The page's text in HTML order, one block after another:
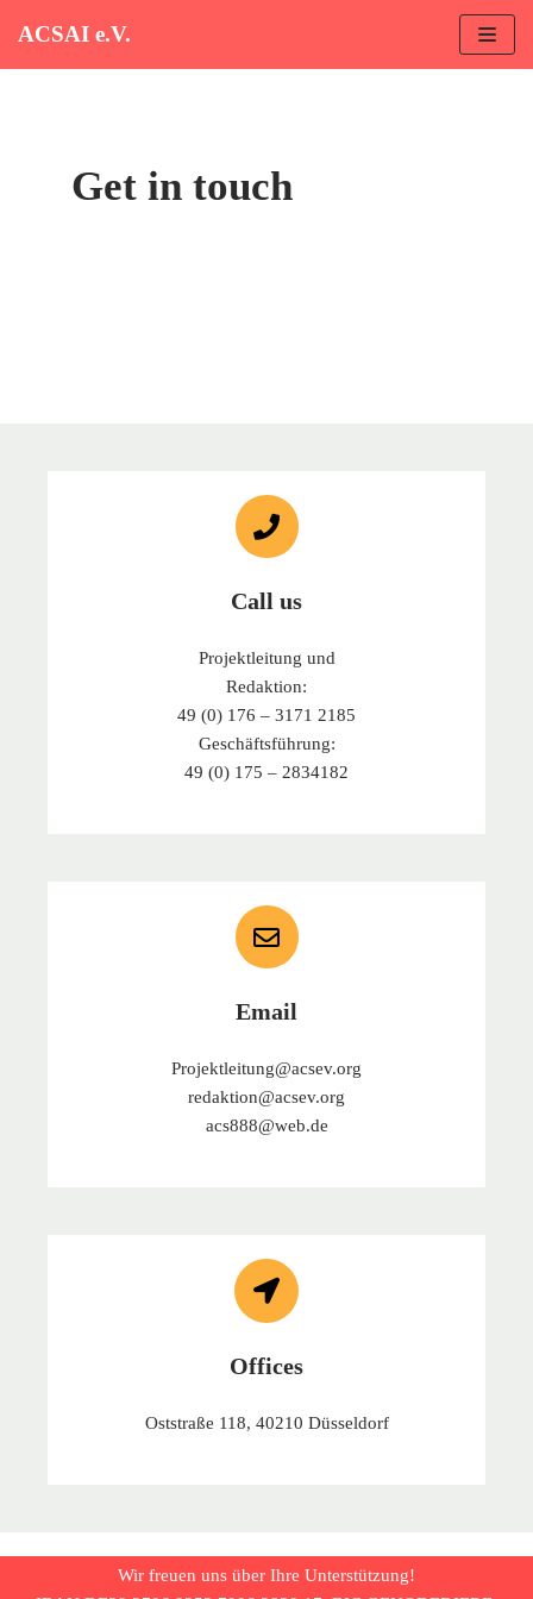
ACSAI e.V.
Get in touch
Call us
Projektleitung und
Redaktion:
49 (0) 176 – 3171 2185
Geschäftsführung:
49 (0) 175 – 2834182
Email
Projektleitung@acsev.org
redaktion@acsev.org
acs888@web.de
Offices
Oststraße 118, 40210 Düsseldorf
Wir freuen uns über Ihre Unterstützung!